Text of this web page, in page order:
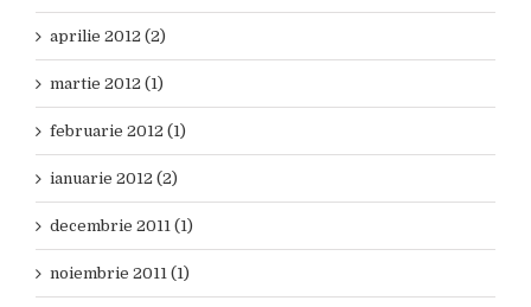
aprilie 2012 (2)
martie 2012 (1)
februarie 2012 (1)
ianuarie 2012 (2)
decembrie 2011 (1)
noiembrie 2011 (1)